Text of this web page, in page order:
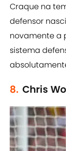
Craque na
defensor
novamente a
sistema
8. Chris